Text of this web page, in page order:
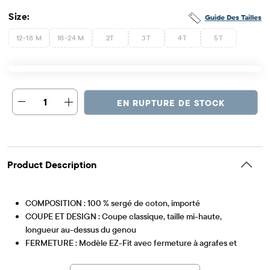
Guide Des Tailles
Size:
12-18 M 18-24 M 2T 3T 4T 5T
1 EN RUPTURE DE STOCK
Product Description
COMPOSITION : 100 % sergé de coton, importé
COUPE ET DESIGN : Coupe classique, taille mi-haute,
longueur au-dessus du genou
FERMETURE : Modèle EZ-Fit avec fermeture à agrafes et